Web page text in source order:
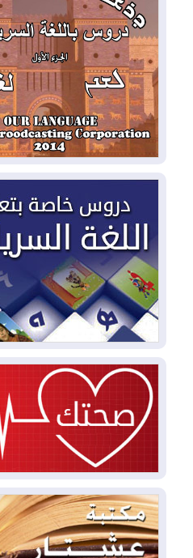
2026-08-04ملفات حقبة
الواجهة.. أنباء عن مراجعات
وتحقيقات أوسع في قضايا فساد
2026-08-04
بيترو يشكو تزوير
الرئاسية ويحذر من "حرب
كولومبيا
2026-08-03رئيس إقليم
2026-08-03العراق يؤكد مجدداً
بمنع الهجمات على الدول المجاورة
2026-08-03العجز والاقتراض
دينار!
2026-08-03كوبا تغرق في
2026-08-03
بسبب الحرائق في ولاية واشنطن
2026-08-02
مشروع "حسابي"
الموظفين حتى نهاية أغسطس
بطاقاتهم المصرفية
2026-08-02دمشق وعمّان
أي هجوم من أراضي العراق